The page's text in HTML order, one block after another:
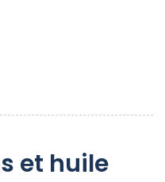
et huile